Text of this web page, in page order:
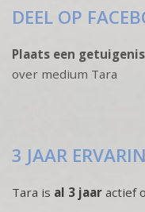
DEEL OP
Plaats een getuigenis
over medium Tara
3 JAAR
Tara is al 3 jaar actief